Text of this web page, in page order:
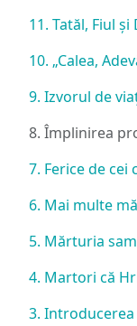
11. Tatăl, Fiul și
10. „Calea,
9. Izvorul de
8. Împlinirea
7. Ferice de cei
6. Mai multe
5. Mărturia
4. Martori că
3.